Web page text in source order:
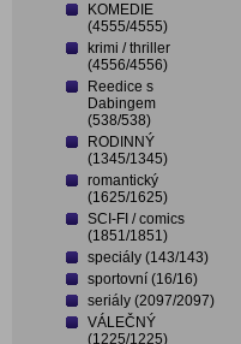
KOMEDIE
(4555/4555)
krimi / thriller
(4556/4556)
Reedice s
Dabingem
(538/538)
RODINNÝ
(1345/1345)
romantický
(1625/1625)
SCI-FI / comics
(1851/1851)
speciály (143/143)
sportovní (16/16)
seriály (2097/2097)
VÁLEČNÝ
(1225/1225)